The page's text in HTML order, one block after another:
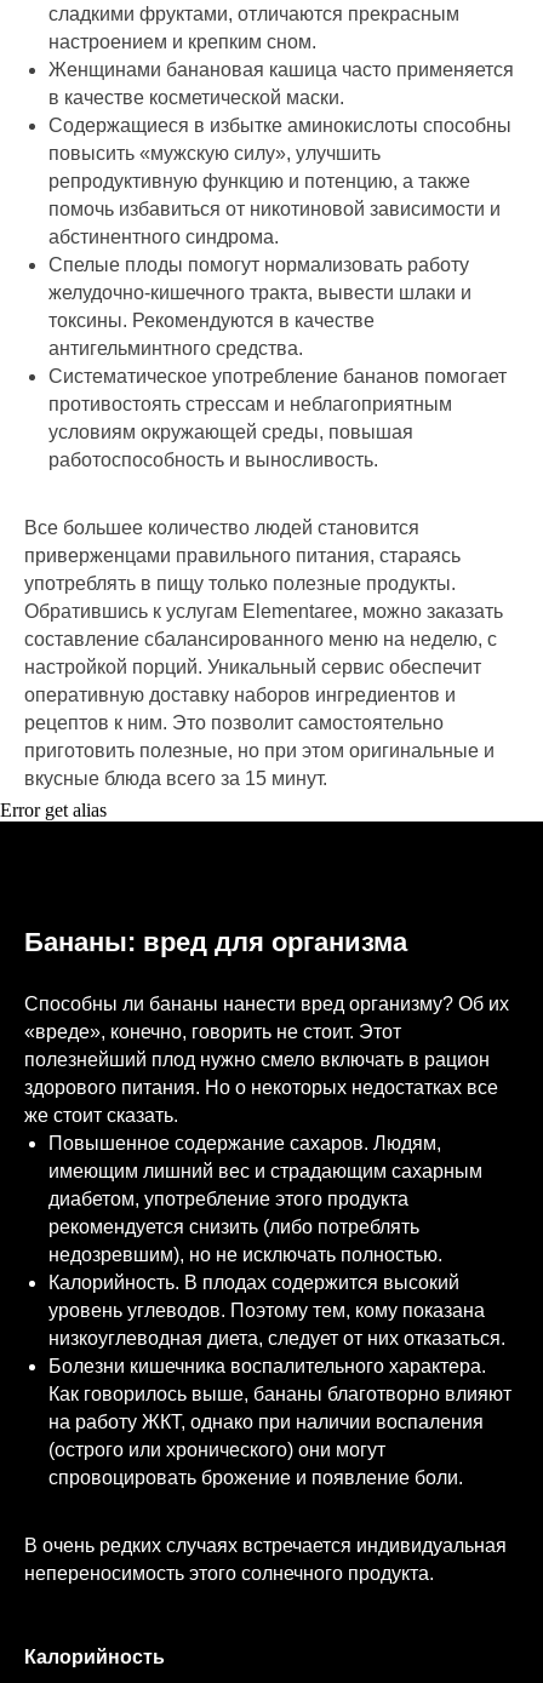
сладкими фруктами, отличаются прекрасным
настроением и крепким сном.
Женщинами банановая кашица часто применяется
в качестве косметической маски.
Содержащиеся в избытке аминокислоты способны
повысить «мужскую силу», улучшить
репродуктивную функцию и потенцию, а также
помочь избавиться от никотиновой зависимости и
абстинентного синдрома.
Спелые плоды помогут нормализовать работу
желудочно-кишечного тракта, вывести шлаки и
токсины. Рекомендуются в качестве
антигельминтного средства.
Систематическое употребление бананов помогает
противостоять стрессам и неблагоприятным
условиям окружающей среды, повышая
работоспособность и выносливость.
Все большее количество людей становится
приверженцами правильного питания, стараясь
употреблять в пищу только полезные продукты.
Обратившись к услугам Elementaree, можно заказать
составление сбалансированного меню на неделю, с
настройкой порций. Уникальный сервис обеспечит
оперативную доставку наборов ингредиентов и
рецептов к ним. Это позволит самостоятельно
приготовить полезные, но при этом оригинальные и
вкусные блюда всего за 15 минут.
Error get alias
Бананы: вред для организма
Способны ли бананы нанести вред организму? Об их
«вреде», конечно, говорить не стоит. Этот
полезнейший плод нужно смело включать в рацион
здорового питания. Но о некоторых недостатках все
же стоит сказать.
Повышенное содержание сахаров. Людям,
имеющим лишний вес и страдающим сахарным
диабетом, употребление этого продукта
рекомендуется снизить (либо потреблять
недозревшим), но не исключать полностью.
Калорийность. В плодах содержится высокий
уровень углеводов. Поэтому тем, кому показана
низкоуглеводная диета, следует от них отказаться.
Болезни кишечника воспалительного характера.
Как говорилось выше, бананы благотворно влияют
на работу ЖКТ, однако при наличии воспаления
(острого или хронического) они могут
спровоцировать брожение и появление боли.
В очень редких случаях встречается индивидуальная
непереносимость этого солнечного продукта.
Калорийность